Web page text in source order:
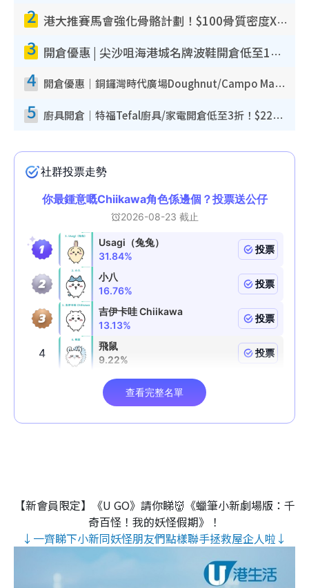
2 港大推賽馬會強化骨骼計劃！$100骨質密度X光檢查 完成免費運動訓練送超市禮券！附參加資格
3 開倉優惠 | 尖沙咀海港城名牌波鞋開倉低至1折！On鞋$899起／Joy&Peace鞋履$98起
4 開倉優惠｜銅鑼灣時代廣場Doughnut/Campo Marzio開倉低至1折！背囊、書包、手袋劈價$200起
5 廚具開倉｜特福Tefal廚具/家電開倉低至3折！$220起買平底鍋/炒鑊/湯煲！電飯煲/吸塵機/燙斗$418起
【新會員限定】《U GO》請你睇👹《蠟筆小新劇場版：千
奇百怪！我的妖怪假期》！
↓一齊睇下小新同妖怪朋友們點樣聯手拯救屋企人啦↓